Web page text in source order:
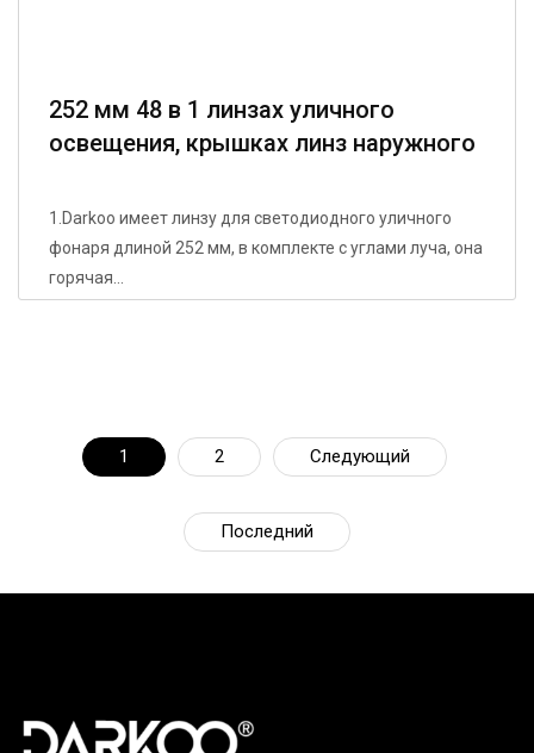
252 мм 48 в 1 линзах уличного
освещения, крышках линз наружного
1.Darkoo имеет линзу для светодиодного уличного
фонаря длиной 252 мм, в комплекте с углами луча, она
горячая...
1 2 Следующий
Последний